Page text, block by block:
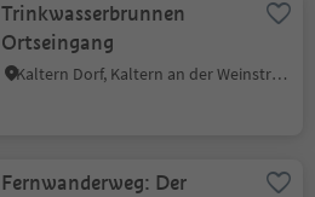
Trinkwasserbrunnen
Ortseingang
Kaltern Dorf, Kaltern an der Weinstraße, Südtiroler Weinstraße
Fernwanderweg: Der